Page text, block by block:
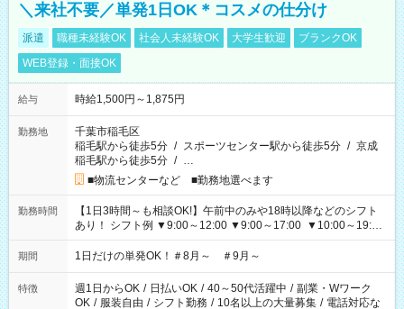
＼来社不要／単発1日OK＊コスメの仕分け
派遣 職種未経験OK 社会人未経験OK 大学生歓迎
ブランクOK
WEB登録・面接OK
給与 時給1,500円～1,875円
勤務地
千葉市稲毛区
稲毛駅から徒歩5分 / スポーツセンター駅から徒歩5分 / 京成
稲毛駅から徒歩5分 / …
■物流センターなど ■勤務地選べます
勤務時間
【1日3時間～も相談OK!】午前中のみや18時以降などのシフト
あり！ シフト例 ▼9:00～12:00 ▼9:00～17:00 ▼10:00～19:00
▼18:00～21:00
期間 1日だけの単発OK！＃8月～ ＃9月～
特徴 週1日からOK / 日払いOK / 40～50代活躍中 / 副業・Wワーク
OK / 服装自由 / シフト勤務 / 10名以上の大量募集 / 電話対応な